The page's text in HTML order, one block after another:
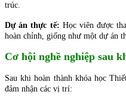
trúc.
Dự án thực tế: Học viên được
hoàn chỉnh, giống như một dự án
Cơ hội nghề nghiệp sau
Sau khi hoàn thành khóa học
đảm nhận các vị trí: